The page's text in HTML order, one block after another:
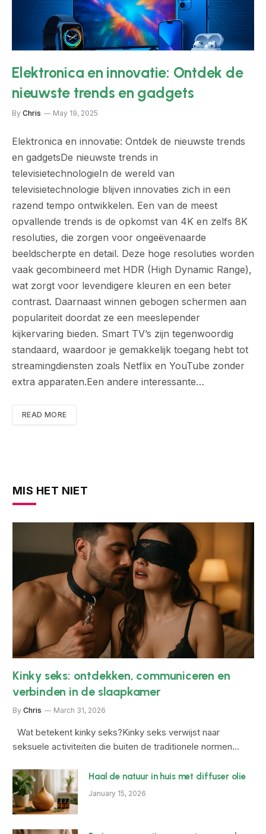
Elektronica en innovatie: Ontdek de
nieuwste trends en gadgets
By Chris May 19, 2025
Elektronica en innovatie: Ontdek de nieuwste trends
en gadgetsDe nieuwste trends in
televisietechnologieIn de wereld van
televisietechnologie blijven innovaties zich in een
razend tempo ontwikkelen. Een van de meest
opvallende trends is de opkomst van 4K en zelfs 8K
resoluties, die zorgen voor ongeëvenaarde
beeldscherpte en detail. Deze hoge resoluties worden
vaak gecombineerd met HDR (High Dynamic Range),
wat zorgt voor levendigere kleuren en een beter
contrast. Daarnaast winnen gebogen schermen aan
populariteit doordat ze een meeslepender
kijkervaring bieden. Smart TV’s zijn tegenwoordig
standaard, waardoor je gemakkelijk toegang hebt tot
streamingdiensten zoals Netflix en YouTube zonder
extra apparaten.Een andere interessante…
READ MORE
MIS HET NIET
Kinky seks: ontdekken, communiceren en
verbinden in de slaapkamer
By Chris March 31, 2026
Wat betekent kinky seks?Kinky seks verwijst naar
seksuele activiteiten die buiten de traditionele normen…
Haal de natuur in huis met diffuser olie
January 15, 2026